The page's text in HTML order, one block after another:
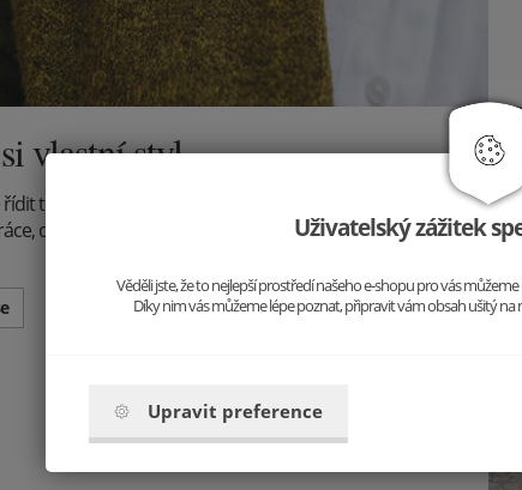
vlastní styl
trendy, tvořte je! Vystupte z řady a buďte sami
do společnosti, na večeři - jiný outfit, ale stále jste to
Uživatelský zážitek
Věděli jste, že to nejlepší prostředí našeho e-shopu pro vás
Díky nim vás můžeme lépe poznat, připravit vám obsah ušitý na
Upravit preference